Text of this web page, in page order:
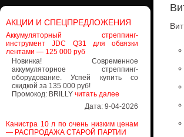
АКЦИИ И СПЕЦПРЕДЛОЖЕНИЯ
Аккумуляторный стреппинг-
инструмент JDC Q31 для обвязки
лентами — 125 000 руб
Новинка! Современное
аккумуляторное стреппинг-
оборудование. Успей купить со
скидкой за 135 000 руб!
Промокод: BRILLY читать далее
Дата: 9-04-2026
Канистра 10 л по очень низким ценам
— РАСПРОДАЖА СТАРОЙ ПАРТИИ